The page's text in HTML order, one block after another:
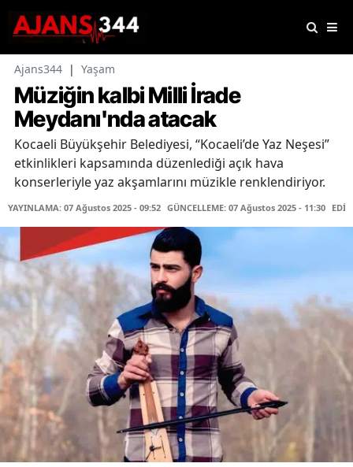
Ajans344 | Yaşam
Müziğin kalbi Milli İrade
Meydanı'nda atacak
Kocaeli Büyükşehir Belediyesi, “Kocaeli’de Yaz Neşesi”
etkinlikleri kapsamında düzenlediği açık hava
konserleriyle yaz akşamlarını müzikle renklendiriyor.
YAYINLAMA: 07 Ağustos 2025 - 09:52 GÜNCELLEME: 07 Ağustos 2025 - 11:30